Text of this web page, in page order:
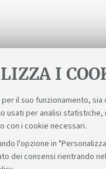
I
il suo funzionamento,
per analisi
con i cookie necessari.
l'opzione in
dei consensi rientrando